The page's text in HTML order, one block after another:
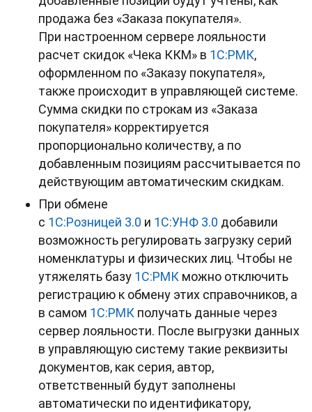
продажа без «Заказа покупателя».
При настроенном сервере лояльности
расчет скидок «Чека ККМ» в 1С:РМК,
оформленном по «Заказу покупателя»,
также происходит в управляющей системе.
Сумма скидки по строкам из «Заказа
покупателя» корректируется
пропорционально количеству, а по
добавленным позициям рассчитывается по
действующим автоматическим скидкам.
При обмене
с 1С:Розницей 3.0 и 1С:УНФ 3.0 добавили
возможность регулировать загрузку серий
номенклатуры и физических лиц. Чтобы не
утяжелять базу 1С:РМК можно отключить
регистрацию к обмену этих справочников, а
в самом 1С:РМК получать данные через
сервер лояльности. После выгрузки данных
в управляющую систему такие реквизиты
документов, как серия, автор,
ответственный будут заполнены
автоматически по идентификатору,